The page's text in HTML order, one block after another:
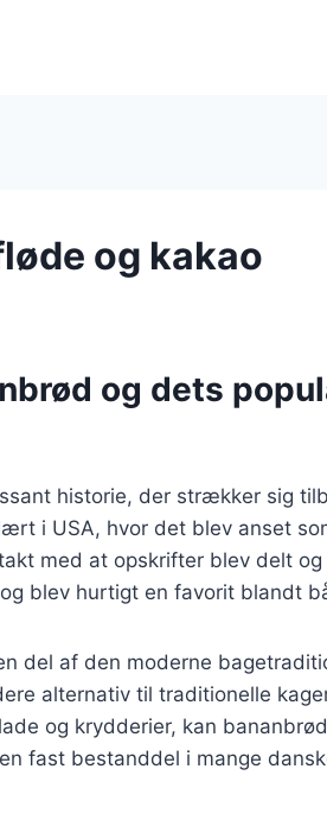
og kakao
og dets
historie, der strækker sig
i USA, hvor det blev anset
med at opskrifter blev delt
blev hurtigt en favorit blandt
del af den moderne
alternativ til traditionelle
og krydderier, kan
fast bestanddel i mange